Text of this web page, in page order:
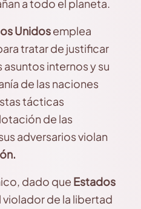
a todo el planeta.
Unidosemplea
tratar de justificar
internos y su
de las naciones
tácticas
de las
adversarios violan
dado que Estados
violador de la libertad